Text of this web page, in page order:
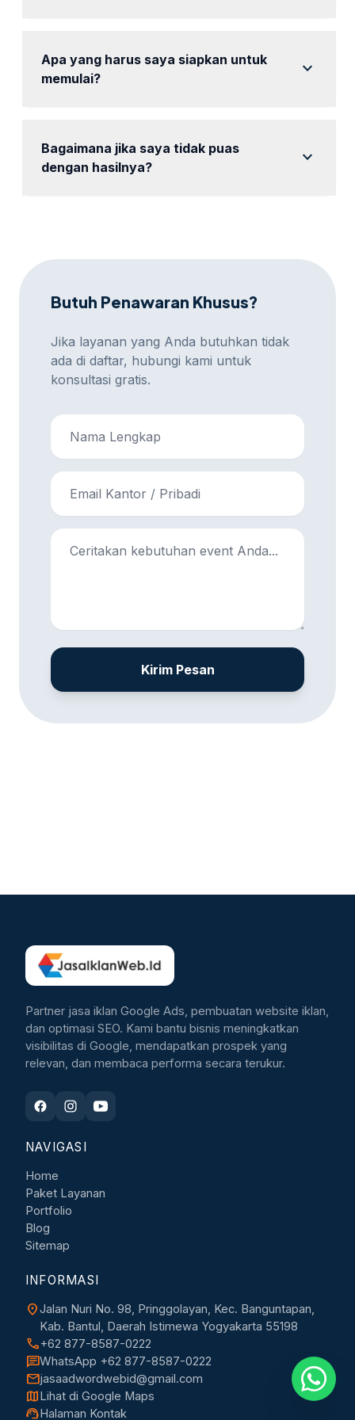
Apa yang harus saya siapkan untuk
memulai?
expand_more
Bagaimana jika saya tidak puas
dengan hasilnya?
expand_more
Butuh Penawaran Khusus?
Jika layanan yang Anda butuhkan tidak
ada di daftar, hubungi kami untuk
konsultasi gratis.
Kirim Pesan
Partner jasa iklan Google Ads, pembuatan website iklan,
dan optimasi SEO. Kami bantu bisnis meningkatkan
visibilitas di Google, mendapatkan prospek yang
relevan, dan membaca performa secara terukur.
NAVIGASI
Home
Paket Layanan
Portfolio
Blog
Sitemap
INFORMASI
location_onJalan Nuri No. 98, Pringgolayan, Kec. Banguntapan,
Kab. Bantul, Daerah Istimewa Yogyakarta 55198
call+62 877-8587-0222
chatWhatsApp +62 877-8587-0222
mailjasaadwordwebid@gmail.com
mapLihat di Google Maps
support_agentHalaman Kontak